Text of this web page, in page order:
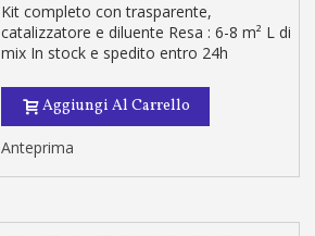
Kit completo con trasparente,
catalizzatore e diluente Resa : 6-8 m² L di
mix In stock e spedito entro 24h
Aggiungi Al Carrello
Anteprima